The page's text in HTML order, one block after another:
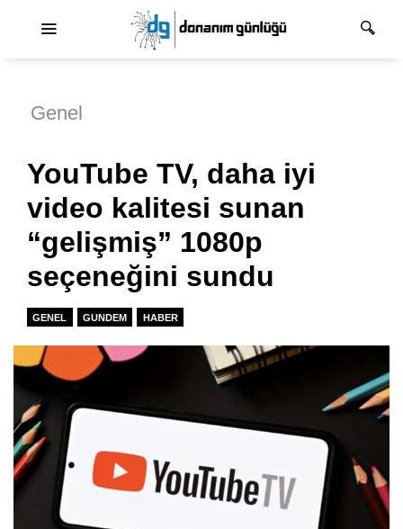
Genel
YouTube TV, daha iyi
video kalitesi sunan
“gelişmiş” 1080p
seçeneğini sundu
GENEL GUNDEM HABER